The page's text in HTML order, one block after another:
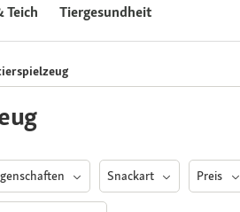
Teich Tiergesundheit
Snackart Preis